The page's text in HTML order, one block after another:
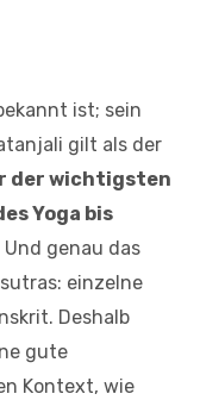
ist; sein
gilt als der
der wichtigsten
Yoga bis
genau das
einzelne
Deshalb
gute
Kontext, wie